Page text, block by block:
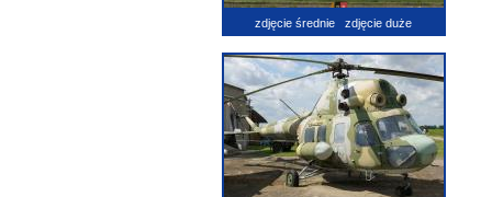
zdjęcie średnie zdjęcie duże